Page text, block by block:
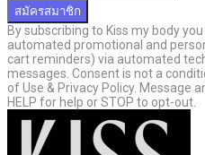
สมัครสมาชิก
By subscribing to Kiss my body
automated promotional and
cart reminders) via automated
messages. Consent is not a
of Use & Privacy Policy. Message
HELP for help or STOP to opt-out.